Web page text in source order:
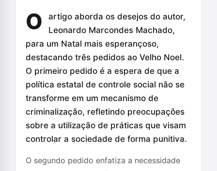
O
artigo aborda os desejos do autor,
Leonardo Marcondes Machado,
para um Natal mais esperançoso,
destacando três pedidos ao Velho Noel.
O primeiro pedido é a espera de que a
política estatal de controle social não se
transforme em um mecanismo de
criminalização, refletindo preocupações
sobre a utilização de práticas que visam
controlar a sociedade de forma punitiva.
O segundo pedido enfatiza a necessidade